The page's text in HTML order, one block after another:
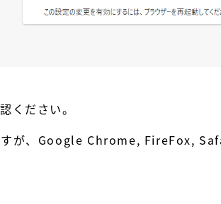
ください。
が、Google Chrome, FireFox,